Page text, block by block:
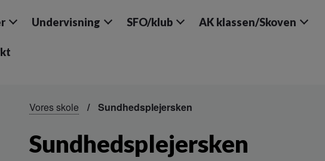
Undervisning SFO/klub AK klassen/Skoven
Vores skole Sundhedsplejersken
Sundhedsplejersken